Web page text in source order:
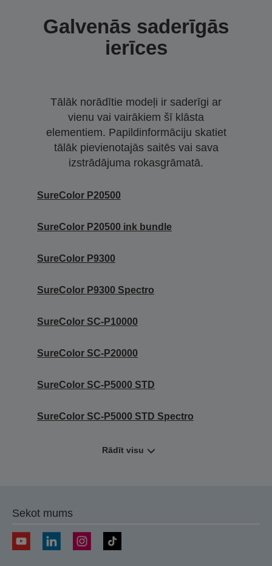
Galvenās saderīgās
ierīces
Tālāk norādītie modeļi ir saderīgi ar
vienu vai vairākiem šī klāsta
elementiem. Papildinformāciju skatiet
tālāk pievienotajās saitēs vai sava
izstrādājuma rokasgrāmatā.
SureColor P20500
SureColor P20500 ink bundle
SureColor P9300
SureColor P9300 Spectro
SureColor SC-P10000
SureColor SC-P20000
SureColor SC-P5000 STD
SureColor SC-P5000 STD Spectro
Rādīt visu
Sekot mums